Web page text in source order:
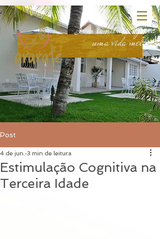
uma vida melhor.
Sem limitações para
Post
Estimulação Cognitiva na
Terceira Idade
4 de jun. 3 min de leitura